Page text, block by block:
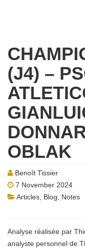
(J4) –
OBLAK
Benoît Tissier
7 November 2024
Articles Blog
Notes
Analyse réalisée par
analyste personnel de